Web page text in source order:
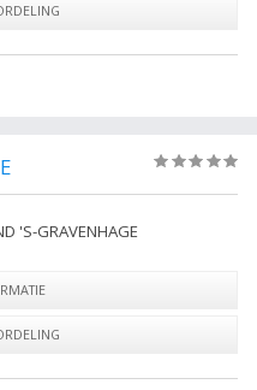
'S-GRAVENHAGE